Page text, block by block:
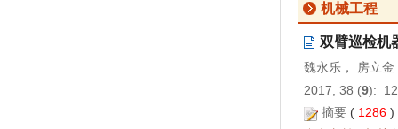
机械工程
双臂巡检机
魏永乐， 房立金
2017, 38 (9):
摘要 ( 1286